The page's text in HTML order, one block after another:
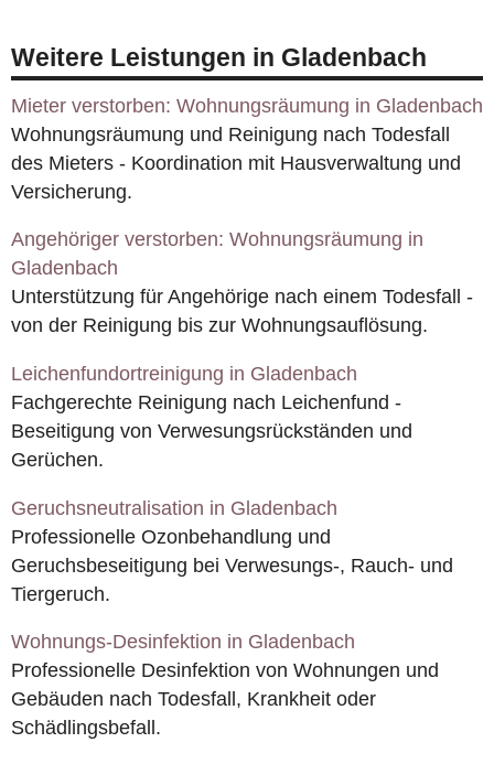
Weitere Leistungen in Gladenbach
Mieter verstorben: Wohnungsräumung in Gladenbach
Wohnungsräumung und Reinigung nach Todesfall
des Mieters - Koordination mit Hausverwaltung und
Versicherung.
Angehöriger verstorben: Wohnungsräumung in
Gladenbach
Unterstützung für Angehörige nach einem Todesfall -
von der Reinigung bis zur Wohnungsauflösung.
Leichenfundortreinigung in Gladenbach
Fachgerechte Reinigung nach Leichenfund -
Beseitigung von Verwesungsrückständen und
Gerüchen.
Geruchsneutralisation in Gladenbach
Professionelle Ozonbehandlung und
Geruchsbeseitigung bei Verwesungs-, Rauch- und
Tiergeruch.
Wohnungs-Desinfektion in Gladenbach
Professionelle Desinfektion von Wohnungen und
Gebäuden nach Todesfall, Krankheit oder
Schädlingsbefall.